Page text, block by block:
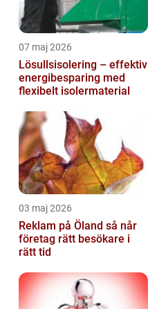
07 maj 2026
Lösullsisolering – effektiv
energibesparing med
flexibelt isolermaterial
03 maj 2026
Reklam på Öland så når
företag rätt besökare i
rätt tid